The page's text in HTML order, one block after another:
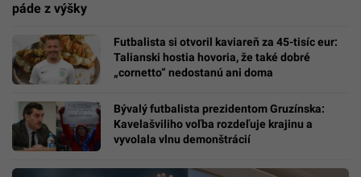
páde z výšky
Futbalista si otvoril kaviareň za 45-tisíc eur:
Talianski hostia hovoria, že také dobré
„cornetto“ nedostanú ani doma
Bývalý futbalista prezidentom Gruzínska:
Kavelašviliho voľba rozdeľuje krajinu a
vyvolala vlnu demonštrácií